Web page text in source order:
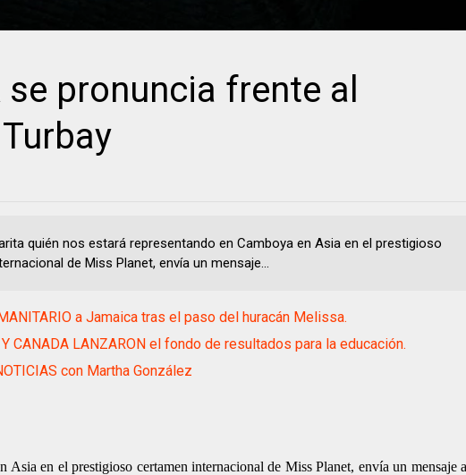
se pronuncia frente al
quién nos estará representando en Camboya en Asia en el prestigioso
de Miss Planet, envía un mensaje...
a Jamaica tras el paso del huracán Melissa.
CANADA LANZARON el fondo de resultados para la educación.
con Martha González
Asia en el prestigioso certamen internacional de Miss Planet, envía un mensaje a